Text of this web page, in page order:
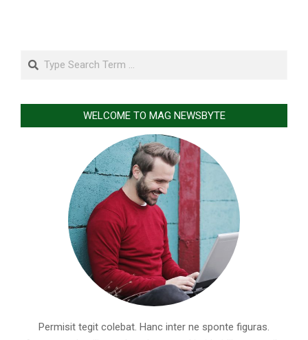
Search
WELCOME TO MAG NEWSBYTE
Permisit tegit colebat. Hanc inter ne sponte figuras.